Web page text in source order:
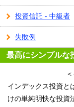
投資信託 - 中級者
失敗例
最高にシンプルな
インデックス投資と
けの単純明快な投資